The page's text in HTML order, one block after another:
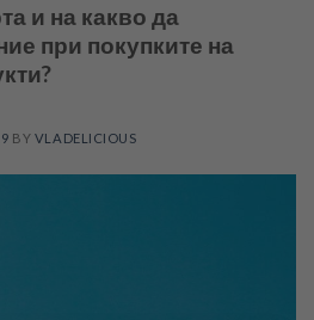
и на какво да
при покупките на
BY VLADELICIOUS